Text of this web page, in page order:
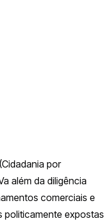
por
além da diligência
comerciais e
politicamente expostas